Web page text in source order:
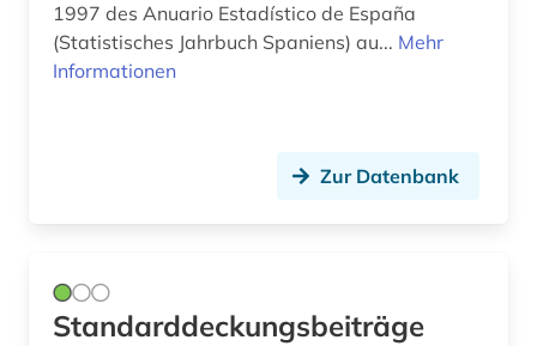
politik (2)
produktion (3)
1997 des Anuario Estadístico de España
(Statistisches Jahrbuch Spaniens) au... Mehr
Informationen
Zur Datenbank
Standarddeckungsbeiträge